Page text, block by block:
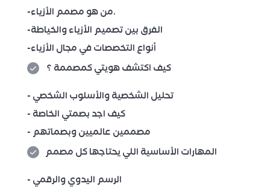
-من هو مصمم الأزياء.
-الفرق بين تصميم الأزياء والخياطة
-أنواع التخصصات في مجال الأزياء
كيف اكتشف هويتي كمصممة ؟
- تحليل الشخصية والأسلوب الشخصي
- كيف اجد بصمتي الخاصة
- مصممين عالميين وبصماتهم
المهارات الأساسية اللي يحتاجها كل مصمم
- الرسم اليدوي والرقمي